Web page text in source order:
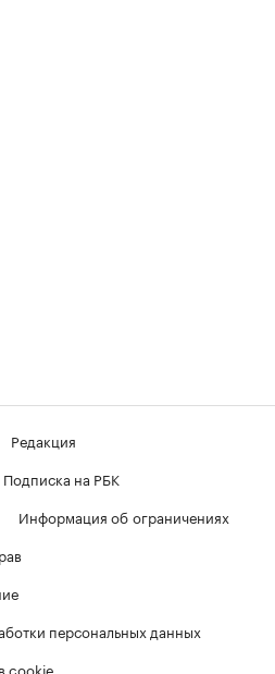
Редакция
Подписка на РБК
Информация об ограничениях
персональных данных
cookie